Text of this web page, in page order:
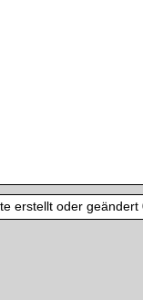
erstellt oder